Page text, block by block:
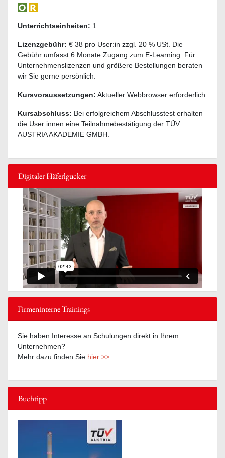
Unterrichtseinheiten: 1
Lizenzgebühr: € 38 pro User:in zzgl. 20 % USt. Die
Gebühr umfasst 6 Monate Zugang zum E-Learning. Für
Unternehmenslizenzen und größere Bestellungen beraten
wir Sie gerne persönlich.
Kursvoraussetzungen: Aktueller Webbrowser erforderlich.
Kursabschluss: Bei erfolgreichem Abschlusstest erhalten
die User:innen eine Teilnahmebestätigung der TÜV
AUSTRIA AKADEMIE GMBH.
Digitaler Häferlgucker
Firmeninterne Trainings
Sie haben Interesse an Schulungen direkt in Ihrem
Unternehmen?
Mehr dazu finden Sie hier >>
Buchtipp